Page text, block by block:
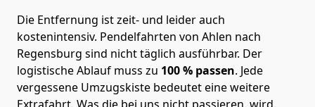
Die Entfernung ist zeit- und leider auch
kostenintensiv. Pendelfahrten von Ahlen nach
Regensburg sind nicht täglich ausführbar. Der
logistische Ablauf muss zu 100 % passen. Jede
vergessene Umzugskiste bedeutet eine weitere